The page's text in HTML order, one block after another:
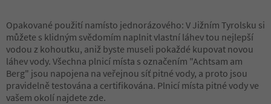
Opakované použití namísto jednorázového: V Jižním Tyrolsku si
můžete s klidným svědomím naplnit vlastní láhev tou nejlepší
vodou z kohoutku, aniž byste museli pokaždé kupovat novou
láhev vody. Všechna plnicí místa s označením "Achtsam am
Berg" jsou napojena na veřejnou síť pitné vody, a proto jsou
pravidelně testována a certifikována. Plnicí místa pitné vody ve
vašem okolí najdete zde.